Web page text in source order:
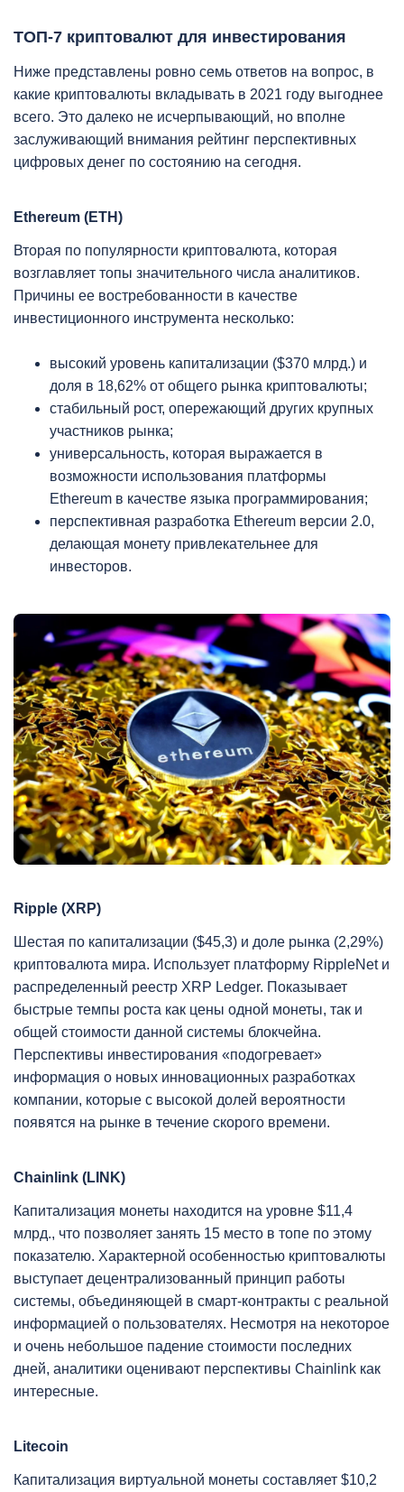
ТОП-7 криптовалют для инвестирования
Ниже представлены ровно семь ответов на вопрос, в
какие криптовалюты вкладывать в 2021 году выгоднее
всего. Это далеко не исчерпывающий, но вполне
заслуживающий внимания рейтинг перспективных
цифровых денег по состоянию на сегодня.
Ethereum (ETH)
Вторая по популярности криптовалюта, которая
возглавляет топы значительного числа аналитиков.
Причины ее востребованности в качестве
инвестиционного инструмента несколько:
высокий уровень капитализации ($370 млрд.) и
доля в 18,62% от общего рынка криптовалюты;
стабильный рост, опережающий других крупных
участников рынка;
универсальность, которая выражается в
возможности использования платформы
Ethereum в качестве языка программирования;
перспективная разработка Ethereum версии 2.0,
делающая монету привлекательнее для
инвесторов.
Ripple (XRP)
Шестая по капитализации ($45,3) и доле рынка (2,29%)
криптовалюта мира. Использует платформу RippleNet и
распределенный реестр XRP Ledger. Показывает
быстрые темпы роста как цены одной монеты, так и
общей стоимости данной системы блокчейна.
Перспективы инвестирования «подогревает»
информация о новых инновационных разработках
компании, которые с высокой долей вероятности
появятся на рынке в течение скорого времени.
Chainlink (LINK)
Капитализация монеты находится на уровне $11,4
млрд., что позволяет занять 15 место в топе по этому
показателю. Характерной особенностью криптовалюты
выступает децентрализованный принцип работы
системы, объединяющей в смарт-контракты с реальной
информацией о пользователях. Несмотря на некоторое
и очень небольшое падение стоимости последних
дней, аналитики оценивают перспективы Chainlink как
интересные.
Litecoin
Капитализация виртуальной монеты составляет $10,2